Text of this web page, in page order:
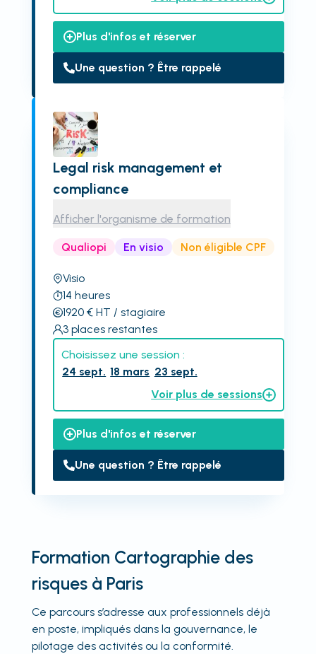
Plus d'infos et réserver
Une question ? Être rappelé
Legal risk management et
compliance
Afficher l'organisme de formation
Qualiopi En visio Non éligible CPF
Visio
14 heures
1920€ HT / stagiaire
3 places restantes
Choisissez une session :
24 sept. 18 mars 23 sept.
Voir plus de sessions
Plus d'infos et réserver
Une question ? Être rappelé
Formation Cartographie des
risques à Paris
Ce parcours s’adresse aux professionnels déjà
en poste, impliqués dans la gouvernance, le
pilotage des activités ou la conformité.